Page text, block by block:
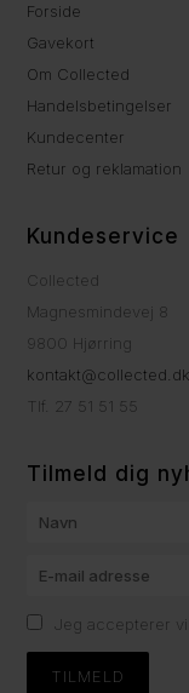
Forside
Gavekort
Om Collected
Handelsbetingelser
Kundecenter
Retur og reklamation
Kundeservice
Collected
Magnesmindevej 8
9800 Hjørring
kontakt@collected.dk
Tlf. 27 51 51 55
Tilmeld dig
Jeg accepterer